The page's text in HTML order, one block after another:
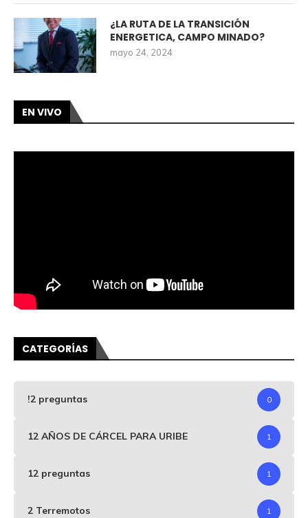
¿LA RUTA DE LA TRANSICIÓN
ENERGETICA, CAMPO MINADO?
mayo 24, 2024
EN VIVO
CATEGORÍAS
!2 preguntas 0
12 AÑOS DE CÁRCEL PARA URIBE 1
12 preguntas 1
2 Terremotos 1